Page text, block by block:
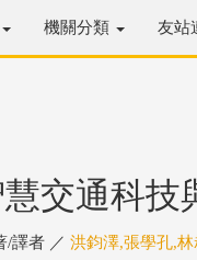
機關分類 友站
交通科技
/譯者 ／ 洪鈞澤,張學孔,